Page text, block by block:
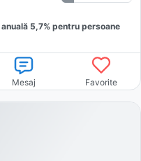
anuală 5,7% pentru persoane
Mesaj Favorite